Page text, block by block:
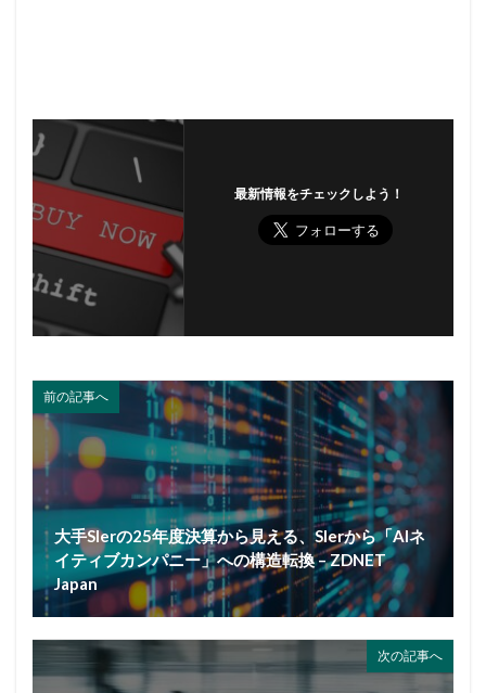
最新情報をチェックしよう！
前の記事へ
大手SIerの25年度決算から見える、SIerから「AIネ
イティブカンパニー」への構造転換 – ZDNET
Japan
次の記事へ